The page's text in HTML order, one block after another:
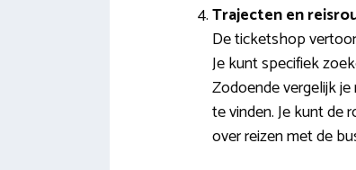
Trajecten en
De ticketshop
Je kunt specifiek
Zodoende vergelijk
te vinden. Je kunt de
over reizen met de